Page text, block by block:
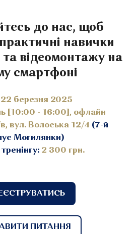
до нас, щоб
навички
та відеомонтажу на
смартфоні
22 березня 2025
[10:00 - 16:00], офлайн
вул. Волоська 12/4 (7-й
Могилянки)
2 300 грн.
ПИТАННЯ